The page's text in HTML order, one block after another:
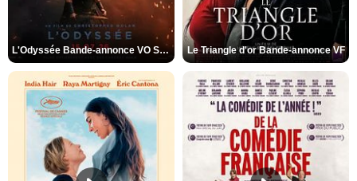
L'Odyssée Bande-annonce VO STFR Le Triangle d'or Bande-annonce VF